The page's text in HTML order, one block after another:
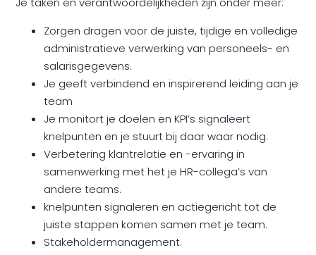
Zorgen dragen voor de juiste, tijdige en volledige
administratieve verwerking van personeels- en
salarisgegevens.
Je geeft verbindend en inspirerend leiding aan je
team
Je monitort je doelen en KPI’s signaleert
knelpunten en je stuurt bij daar waar nodig.
Verbetering klantrelatie en -ervaring in
samenwerking met het je HR-collega’s van
andere teams.
knelpunten signaleren en actiegericht tot de
juiste stappen komen samen met je team.
Stakeholdermanagement.